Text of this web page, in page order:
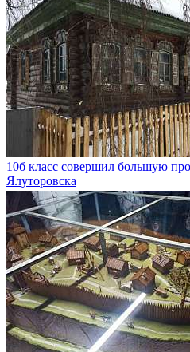
10б класс совершил большую
Ялуторовска